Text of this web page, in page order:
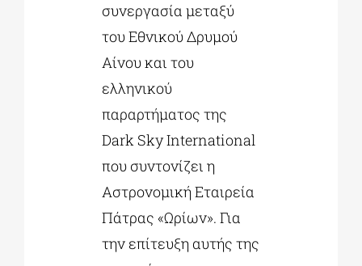
συνεργασία μεταξύ
του Εθνικού Δρυμού
Αίνου και του
ελληνικού
παραρτήματος της
Dark Sky International
που συντονίζει η
Αστρονομική Εταιρεία
Πάτρας «Ωρίων». Για
την επίτευξη αυτής της